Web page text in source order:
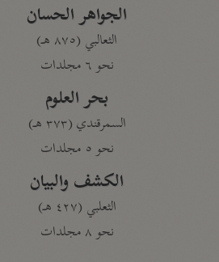
الجواهر الحسان
الثعالبي (٨٧٥ هـ)
نحو ٦ مجلدات
بحر العلوم
السمرقندي (٣٧٣ هـ)
نحو ٥ مجلدات
الكشف والبيان
الثعلبي (٤٢٧ هـ)
نحو ٨ مجلدات